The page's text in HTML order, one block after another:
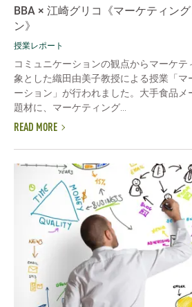
BBA × 江崎グリコ《マーケティン
ン》
授業レポート
コミュニケーションの観点からマーケ
象とした織田由美子教授による授業「マ
ーション」が行われました。大手食品メ
題材に、マーケティング...
READ MORE